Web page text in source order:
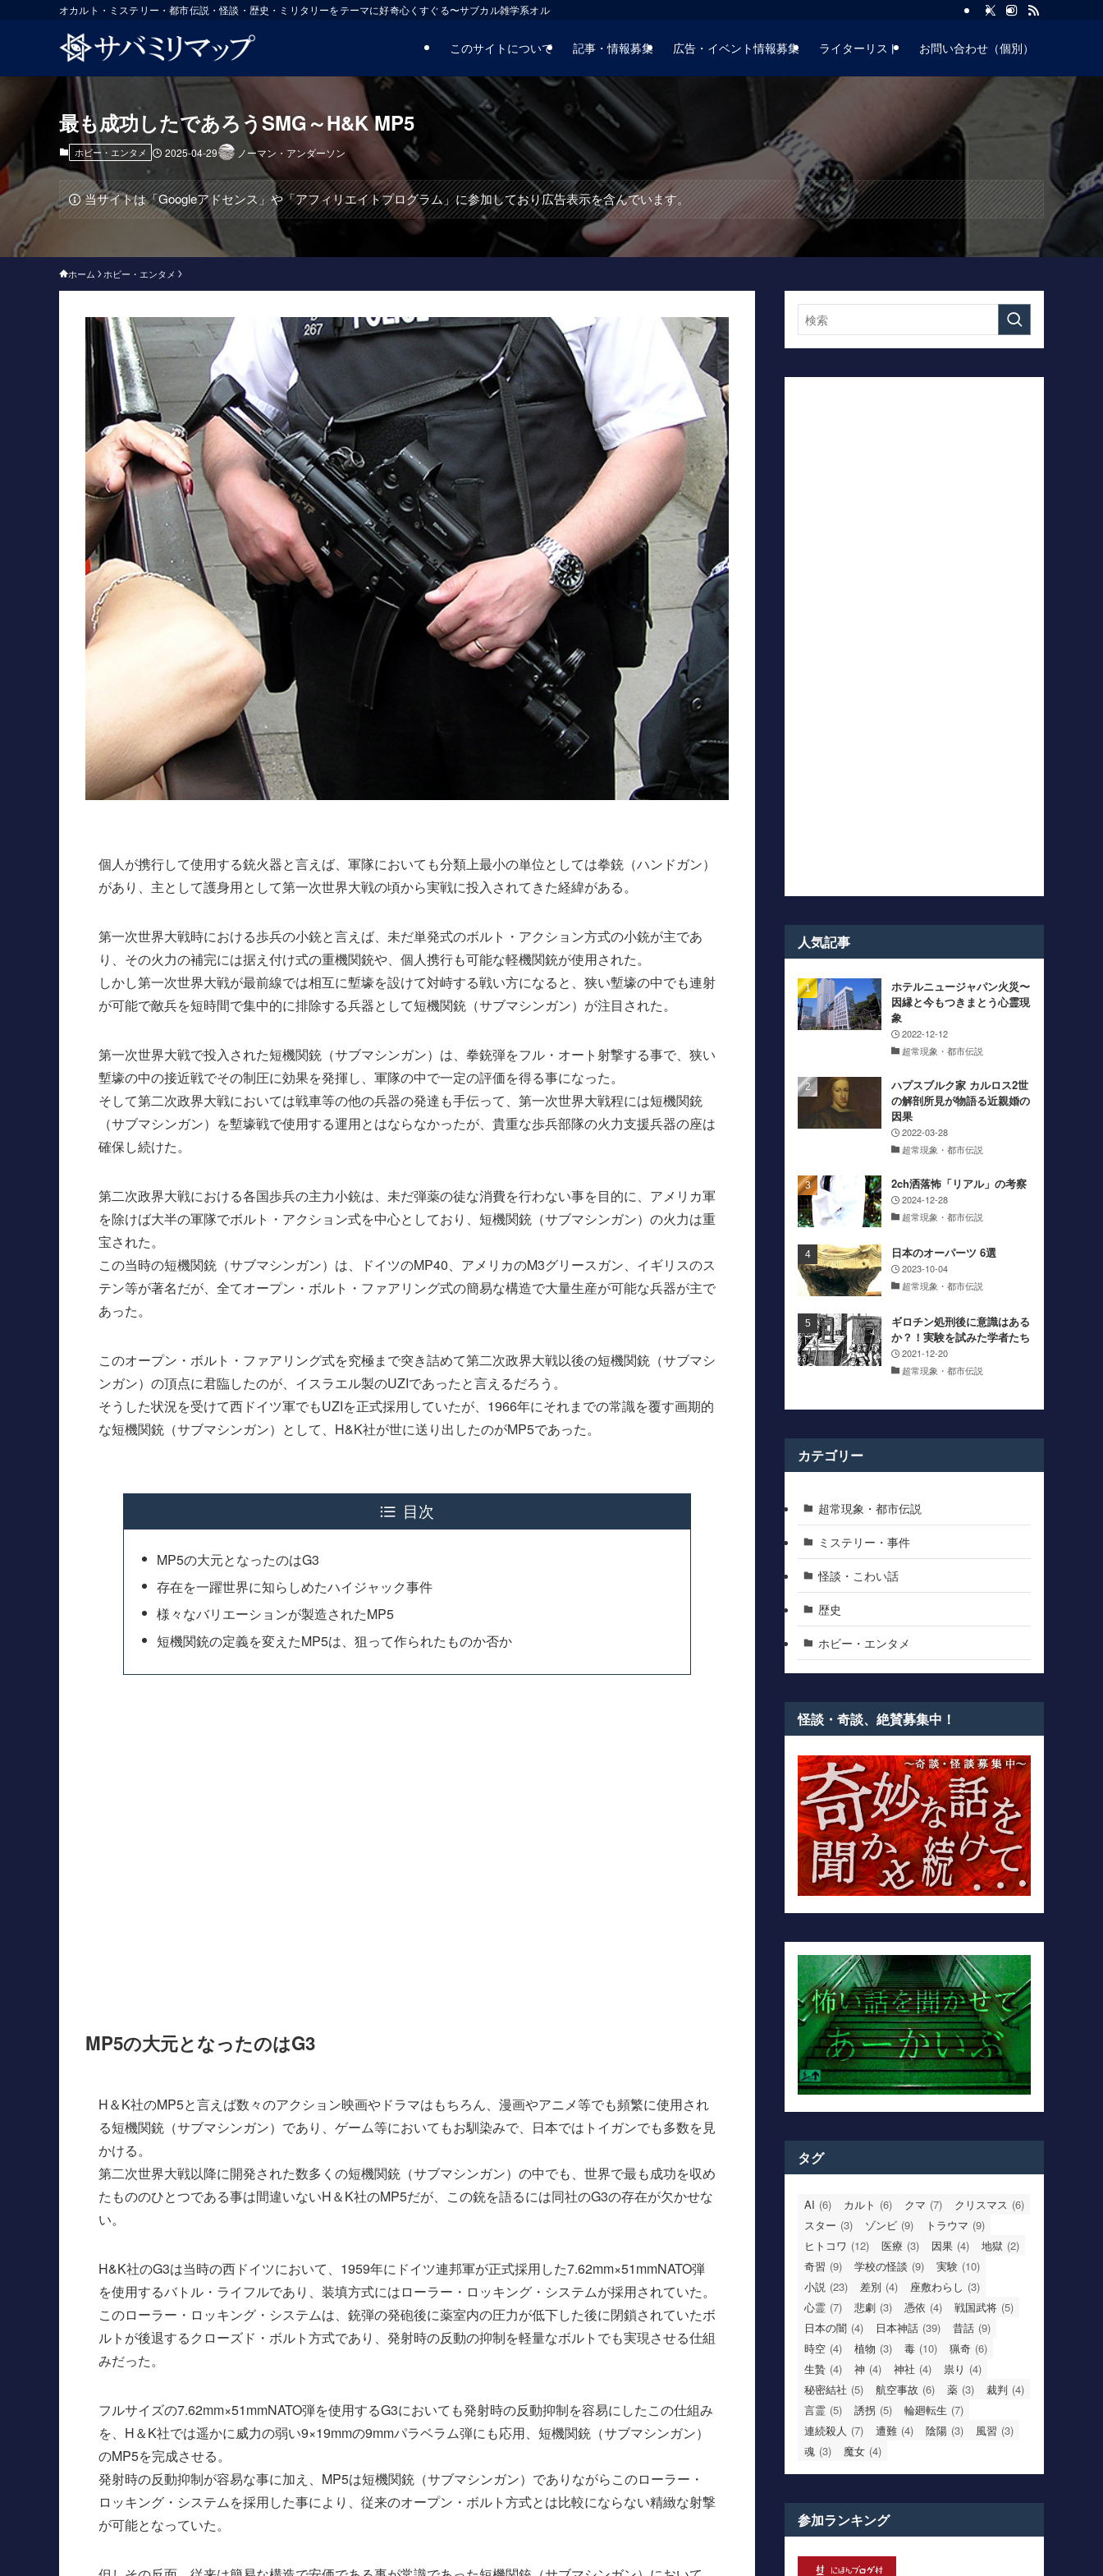
オカルト・ミステリー・都市伝説・怪談・歴史・ミリタリーをテーマに好奇心くすぐる〜サブカル雑学系オルタナティブサイト
このサイトについて 記事・情報募集 広告・イベント情報募集 ライターリスト お問い合わせ（個別）
最も成功したであろうSMG～H&K MP5
ホビー・エンタメ 2025-04-29 ノーマン・アンダーソン
当サイトは「Googleアドセンス」や「アフィリエイトプログラム」に参加しており広告表示を含んでいます。
ホーム ホビー・エンタメ
個人が携行して使用する銃火器と言えば、軍隊においても分類上最小の単位としては拳銃（ハンドガン）
があり、主として護身用として第一次世界大戦の頃から実戦に投入されてきた経緯がある。
第一次世界大戦時における歩兵の小銃と言えば、未だ単発式のボルト・アクション方式の小銃が主であ
り、その火力の補完には据え付け式の重機関銃や、個人携行も可能な軽機関銃が使用された。
しかし第一次世界大戦が最前線では相互に塹壕を設けて対峙する戦い方になると、狭い塹壕の中でも連射
が可能で敵兵を短時間で集中的に排除する兵器として短機関銃（サブマシンガン）が注目された。
第一次世界大戦で投入された短機関銃（サブマシンガン）は、拳銃弾をフル・オート射撃する事で、狭い
塹壕の中の接近戦でその制圧に効果を発揮し、軍隊の中で一定の評価を得る事になった。
そして第二次政界大戦においては戦車等の他の兵器の発達も手伝って、第一次世界大戦程には短機関銃
（サブマシンガン）を塹壕戦で使用する運用とはならなかったが、貴重な歩兵部隊の火力支援兵器の座は
確保し続けた。
第二次政界大戦における各国歩兵の主力小銃は、未だ弾薬の徒な消費を行わない事を目的に、アメリカ軍
を除けば大半の軍隊でボルト・アクション式を中心としており、短機関銃（サブマシンガン）の火力は重
宝された。
この当時の短機関銃（サブマシンガン）は、ドイツのMP40、アメリカのM3グリースガン、イギリスのス
テン等が著名だが、全てオープン・ボルト・ファアリング式の簡易な構造で大量生産が可能な兵器が主で
あった。
このオープン・ボルト・ファアリング式を究極まで突き詰めて第二次政界大戦以後の短機関銃（サブマシ
ンガン）の頂点に君臨したのが、イスラエル製のUZIであったと言えるだろう。
そうした状況を受けて西ドイツ軍でもUZIを正式採用していたが、1966年にそれまでの常識を覆す画期的
な短機関銃（サブマシンガン）として、H&K社が世に送り出したのがMP5であった。
目次
MP5の大元となったのはG3
存在を一躍世界に知らしめたハイジャック事件
様々なバリエーションが製造されたMP5
短機関銃の定義を変えたMP5は、狙って作られたものか否か
MP5の大元となったのはG3
H＆K社のMP5と言えば数々のアクション映画やドラマはもちろん、漫画やアニメ等でも頻繁に使用され
る短機関銃（サブマシンガン）であり、ゲーム等においてもお馴染みで、日本ではトイガンでも多数を見
かける。
第二次世界大戦以降に開発された数多くの短機関銃（サブマシンガン）の中でも、世界で最も成功を収め
たもののひとつである事は間違いないH＆K社のMP5だが、この銃を語るには同社のG3の存在が欠かせな
い。
H&K社のG3は当時の西ドイツにおいて、1959年にドイツ連邦軍が正式採用した7.62mm×51mmNATO弾
を使用するバトル・ライフルであり、装填方式にはローラー・ロッキング・システムが採用されていた。
このローラー・ロッキング・システムは、銃弾の発砲後に薬室内の圧力が低下した後に閉鎖されていたボ
ルトが後退するクローズド・ボルト方式であり、発射時の反動の抑制を軽量なボルトでも実現させる仕組
みだった。
フルサイズの7.62mm×51mmNATO弾を使用するG3においても発射時の反動抑制を容易にしたこの仕組み
を、H＆K社では遥かに威力の弱い9×19mmの9mmパラベラム弾にも応用、短機関銃（サブマシンガン）
のMP5を完成させる。
発射時の反動抑制が容易な事に加え、MP5は短機関銃（サブマシンガン）でありながらこのローラー・
ロッキング・システムを採用した事により、従来のオープン・ボルト方式とは比較にならない精緻な射撃
が可能となっていた。
人気記事
ホテルニュージャパン火災〜
因縁と今もつきまとう心霊現
象
2022-12-12
超常現象・都市伝説
ハプスブルク家 カルロス2世
の解剖所見が物語る近親婚の
因果
2022-03-28
超常現象・都市伝説
2ch洒落怖「リアル」の考察
2024-12-28
超常現象・都市伝説
日本のオーパーツ 6選
2023-10-04
超常現象・都市伝説
ギロチン処刑後に意識はある
か？！実験を試みた学者たち
2021-12-20
超常現象・都市伝説
カテゴリー
超常現象・都市伝説
ミステリー・事件
怪談・こわい話
歴史
ホビー・エンタメ
怪談・奇談、絶賛募集中！
タグ
AI (6) カルト (6) クマ (7) クリスマス (6)
スター (3) ゾンビ (9) トラウマ (9)
ヒトコワ (12) 医療 (3) 因果 (4) 地獄 (2)
奇習 (9) 学校の怪談 (9) 実験 (10)
小説 (23) 差別 (4) 座敷わらし (3)
心霊 (7) 悲劇 (3) 憑依 (4) 戦国武将 (5)
日本の闇 (4) 日本神話 (39) 昔話 (9)
時空 (4) 植物 (3) 毒 (10) 猟奇 (6)
生贄 (4) 神 (4) 神社 (4) 祟り (4)
秘密結社 (5) 航空事故 (6) 薬 (3) 裁判 (4)
言霊 (5) 誘拐 (5) 輪廻転生 (7)
連続殺人 (7) 遭難 (4) 陰陽 (3) 風習 (3)
魂 (3) 魔女 (4)
参加ランキング